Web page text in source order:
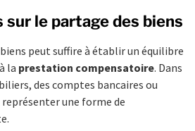
le partage des biens
peut suffire à établir un équilibre
la prestation compensatoire. Dans
des comptes bancaires ou
une forme de